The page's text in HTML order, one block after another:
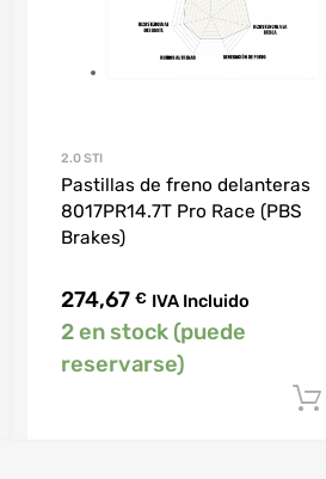
2.0 STI
Pastillas de freno delanteras
8017PR14.7T Pro Race (PBS
Brakes)
274,67 € IVA Incluido
2 en stock (puede
reservarse)